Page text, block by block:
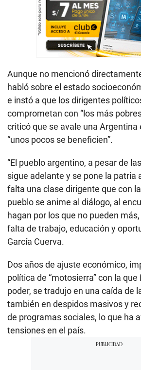
Aunque no mencionó
habló sobre el estado
e instó a que los dirigentes
comprometan con “los más
criticó que se avale una Argentina
“unos pocos se beneficien”.
“El pueblo argentino, a pesar de
sigue adelante y se pone la patria
falta una clase dirigente que con
pueblo se anime al diálogo, al
hagan por los que no pueden
falta de trabajo, educación y
García Cuerva.
Dos años de ajuste económico,
política de “motosierra” con la que
poder, se tradujo en una caída de
también en despidos masivos y
de programas sociales, lo que ha
tensiones en el país.